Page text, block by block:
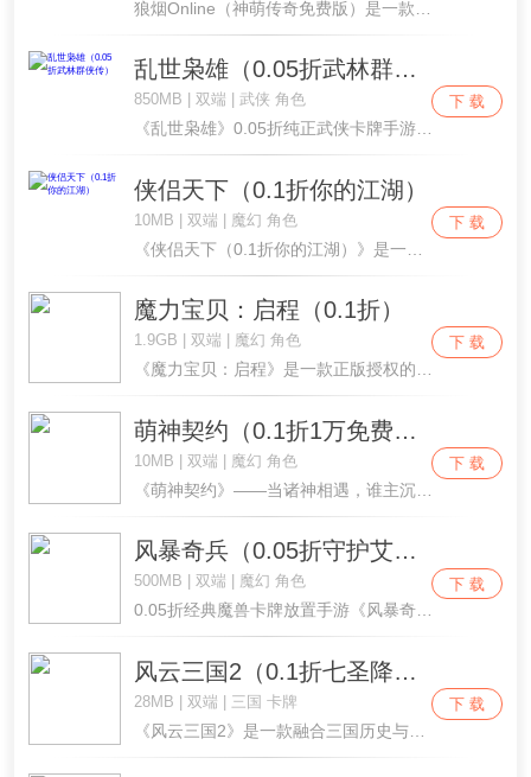
乱世枭雄（0.05折武林群侠传）
850MB | 双端 | 武侠 角色
《乱世枭雄》0.05折纯正武侠卡牌手游，全新版本火爆上线！登录送终极神话侠客，送满星神话萧大侠，每日“双648元”代金，代金买断返利1400%，零本万利，购买即终身享受，每日免费领648代金！闯荡江湖免费再送38880代金！群侠结义共闯江湖....
下 载
侠侣天下（0.1折你的江湖）
10MB | 双端 | 魔幻 角色 下 载
魔力宝贝：启程（0.1折）
1.9GB | 双端 | 魔幻 角色
《魔力宝贝：启程》是一款正版授权的轻松放置卡牌 + 回合制 RPG 手游。忠实复刻端游经典世界观、法兰王国剧情与 Q 版美术风格，同时融入离线挂机、自由转职、宠物收集养成等现代玩法，原汁原味的魔力，回归悸动的青春，重温法兰的追忆，再一次扬帆启程！
下 载
萌神契约（0.1折1万免费版）
10MB | 双端 | 魔幻 角色 下 载
风暴奇兵（0.05折守护艾泽拉斯）
500MB | 双端 | 魔幻 角色
0.05折经典魔兽卡牌放置手游《风暴奇兵》强势回归，好评即送5星剑圣，开局VIP10特权、钻石888888和无限连抽宝箱，福利拉满超低折扣一飞冲天。升级再领万元真充奖励，零氪也能天天刷真充。全球备受欢迎高品质放置卡牌大作，快率领你的小队加入征程吧！
下 载
风云三国2（0.1折七圣降临免费版）
28MB | 双端 | 三国 卡牌 下 载